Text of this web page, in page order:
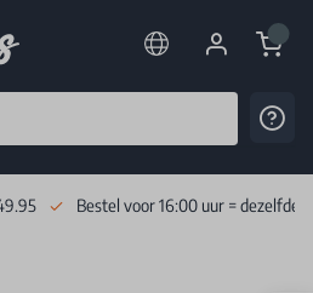
Cart
Bestel voor 16:00 uur = dezelfde